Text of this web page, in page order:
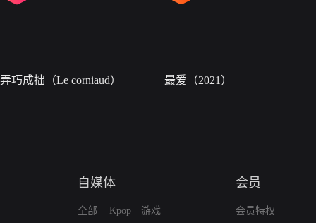
弄巧成拙（Le corniaud） 最爱（2021）
自媒体
全部
Kpop
游戏
会员
会员特权